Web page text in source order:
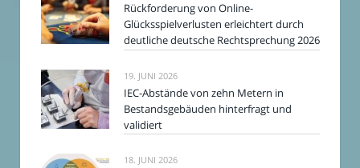
Rückforderung von Online-
Glücksspielverlusten erleichtert durch
deutliche deutsche Rechtsprechung 2026
19. JUNI 2026
IEC-Abstände von zehn Metern in
Bestandsgebäuden hinterfragt und
validiert
18. JUNI 2026